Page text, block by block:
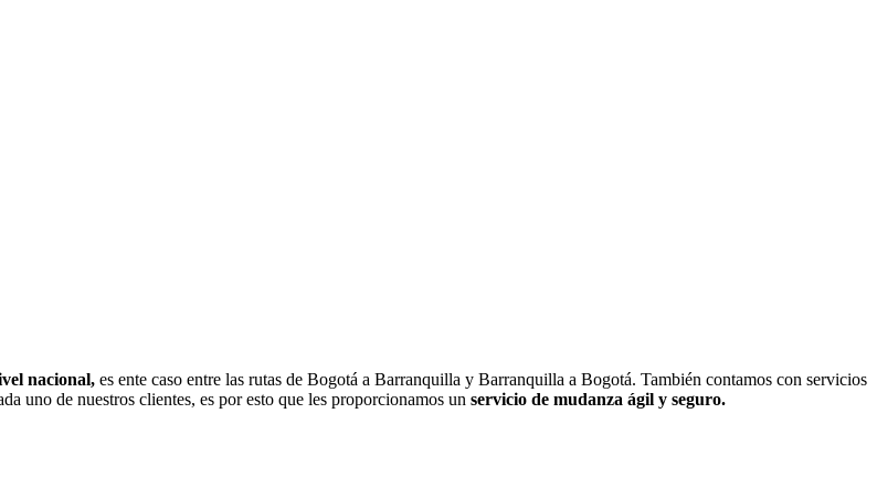
nacional, es ente caso entre las rutas de Bogotá a Barranquilla y Barranquilla a Bogotá. También contamos con servicios
uno de nuestros clientes, es por esto que les proporcionamos un servicio de mudanza ágil y seguro.